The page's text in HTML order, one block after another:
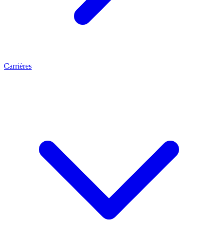
Carrières